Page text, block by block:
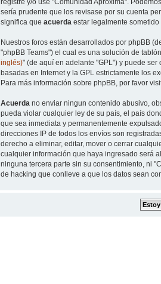
registre y/o use "Comunidad Aproxima".
sería prudente que los revisase por su cuenta
significa que acuerdaestar legalmente sometido
Nuestros foros están desarrollados por phpBB
"phpBB Teams") el cual es una solución de
inglés)" (de aquí en adelante "GPL") y puede
basadas en Internet y la GPL estrictamente los
Para más información sobre phpBB, por favor
Acuerdano enviar ningun contenido abusivo,
pueda violar cualquier ley de su país, el país
que sea inmediata y permanentemente
direcciones IP de todos los envíos son
derecho a eliminar, editar, mover o cerrar
cualquier información que haya ingresado será
ninguna tercera parte sin su consentimiento, ni
de hacking que conlleve a que los datos sean